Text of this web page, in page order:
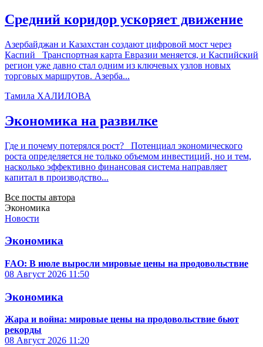
Средний коридор ускоряет движение
Азербайджан и Казахстан создают цифровой мост через
Каспий Транспортная карта Евразии меняется, и Каспийский
регион уже давно стал одним из ключевых узлов новых
торговых маршрутов. Азерба...
Тамила ХАЛИЛОВА
Экономика на развилке
Где и почему потерялся рост? Потенциал экономического
роста определяется не только объемом инвестиций, но и тем,
насколько эффективно финансовая система направляет
капитал в производство...
Все посты автора
Экономика
Новости
Экономика
FAO: В июле выросли мировые цены на продовольствие
08 Август 2026 11:50
Экономика
Жара и война: мировые цены на продовольствие бьют
рекорды
08 Август 2026 11:20